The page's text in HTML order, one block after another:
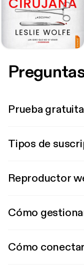
Prueba gratuita
Tipos de
Reproductor
Cómo
Cómo